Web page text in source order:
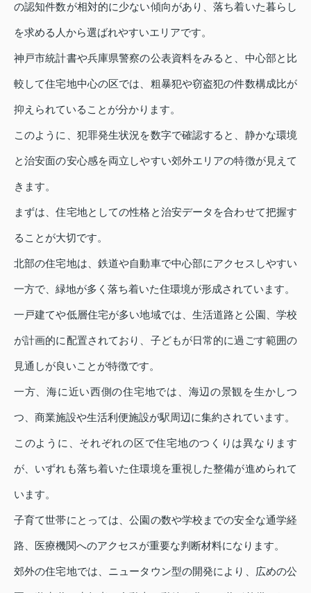
の認知件数が相対的に少ない傾向があり、落ち着いた暮らし
を求める人から選ばれやすいエリアです。
神戸市統計書や兵庫県警察の公表資料をみると、中心部と比
較して住宅地中心の区では、粗暴犯や窃盗犯の件数構成比が
抑えられていることが分かります。
このように、犯罪発生状況を数字で確認すると、静かな環境
と治安面の安心感を両立しやすい郊外エリアの特徴が見えて
きます。
まずは、住宅地としての性格と治安データを合わせて把握す
ることが大切です。
北部の住宅地は、鉄道や自動車で中心部にアクセスしやすい
一方で、緑地が多く落ち着いた住環境が形成されています。
一戸建てや低層住宅が多い地域では、生活道路と公園、学校
が計画的に配置されており、子どもが日常的に過ごす範囲の
見通しが良いことが特徴です。
一方、海に近い西側の住宅地では、海辺の景観を生かしつ
つ、商業施設や生活利便施設が駅周辺に集約されています。
このように、それぞれの区で住宅地のつくりは異なります
が、いずれも落ち着いた住環境を重視した整備が進められて
います。
子育て世帯にとっては、公園の数や学校までの安全な通学経
路、医療機関へのアクセスが重要な判断材料になります。
郊外の住宅地では、ニュータウン型の開発により、広めの公